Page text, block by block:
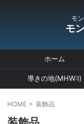
モ
モ
ホーム
導きの地(MHW:I)
HOME > 装飾品